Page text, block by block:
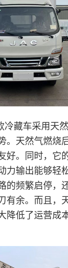
冷藏车采用天
。天然气燃烧
好。同时，它
力输出能够轻
的频繁启停，
有余。而且，
降低了运营成